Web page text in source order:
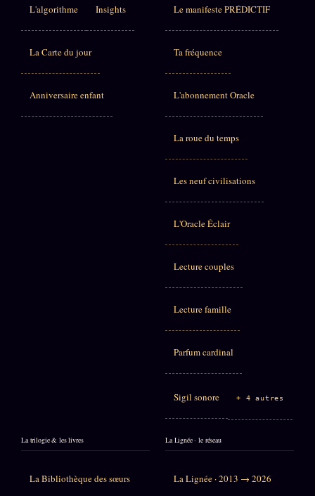
L'algorithme Insights
La Carte du jour
Anniversaire enfant
Le manifeste PRÉDICTIF
Ta fréquence
L'abonnement Oracle
La roue du temps
Les neuf civilisations
L'Oracle Éclair
Lecture couples
Lecture famille
Parfum cardinal
Sigil sonore + 4 autres
La trilogie & les livres
La Bibliothèque des sœurs
La Lignée · le réseau
La Lignée · 2013 → 2026